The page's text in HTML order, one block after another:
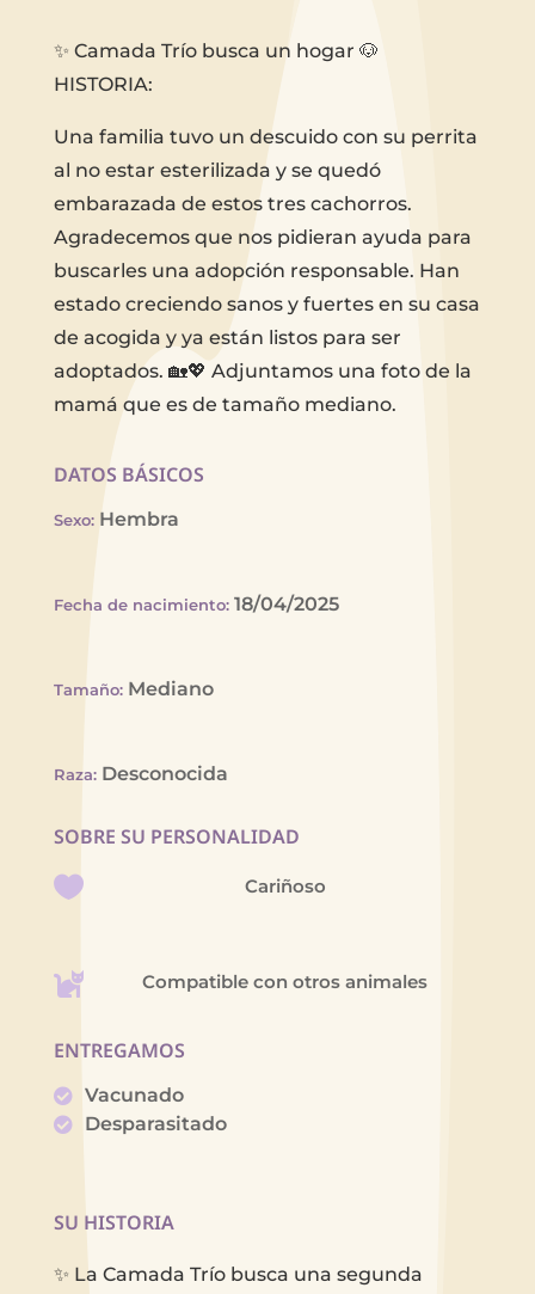
✨ Camada Trío busca un hogar 🐶
HISTORIA:
Una familia tuvo un descuido con su perrita
al no estar esterilizada y se quedó
embarazada de estos tres cachorros.
Agradecemos que nos pidieran ayuda para
buscarles una adopción responsable. Han
estado creciendo sanos y fuertes en su casa
de acogida y ya están listos para ser
adoptados. 🏡💖 Adjuntamos una foto de la
mamá que es de tamaño mediano.
DATOS BÁSICOS
Sexo: Hembra
Fecha de nacimiento: 18/04/2025
Tamaño: Mediano
Raza: Desconocida
SOBRE SU PERSONALIDAD
Cariñoso
Compatible con otros animales
ENTREGAMOS
Vacunado
Desparasitado
SU HISTORIA
✨ La Camada Trío busca una segunda